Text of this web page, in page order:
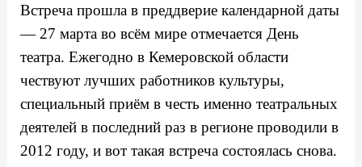
Встреча прошла в преддверие календарной даты
— 27 марта во всём мире отмечается День
театра. Ежегодно в Кемеровской области
чествуют лучших работников культуры,
специальный приём в честь именно театральных
деятелей в последний раз в регионе проводили в
2012 году, и вот такая встреча состоялась снова.